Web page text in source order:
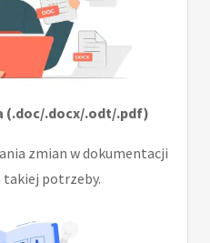
(.doc/.docx/.odt/.pdf)
zmian w dokumentacji
takiej potrzeby.